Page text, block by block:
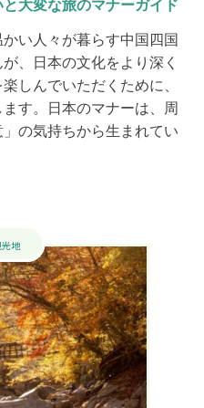
大変な旅のマナーガイド
い人々が暮らす中国四国
、日本の文化をより深く
しんでいただくために、
す。日本のマナーは、周
の気持ちから生まれてい
地